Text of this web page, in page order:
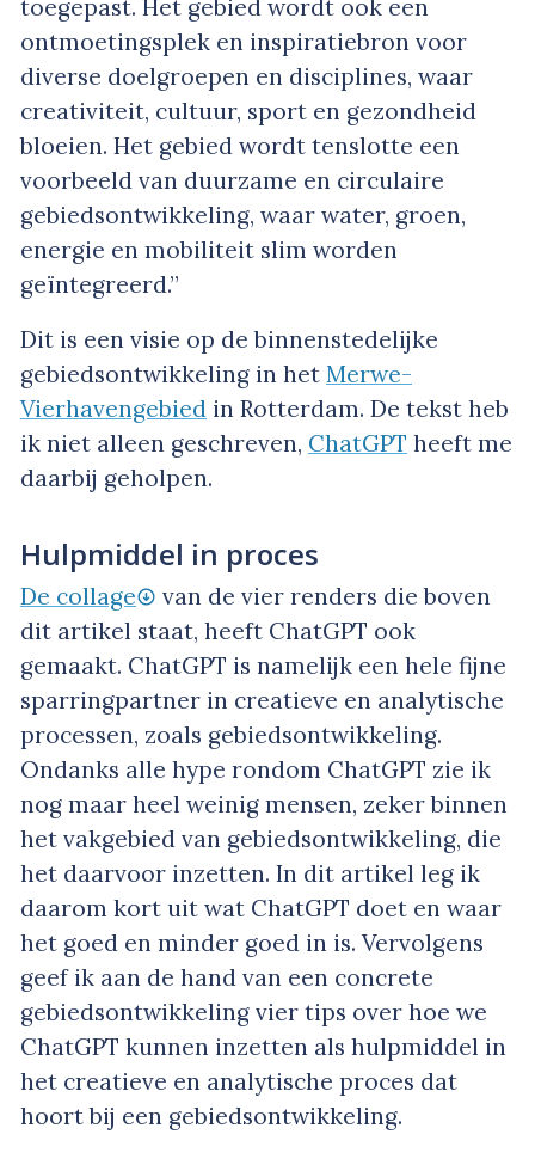
toegepast. Het gebied wordt ook een
ontmoetingsplek en inspiratiebron voor
diverse doelgroepen en disciplines, waar
creativiteit, cultuur, sport en gezondheid
bloeien. Het gebied wordt tenslotte een
voorbeeld van duurzame en circulaire
gebiedsontwikkeling, waar water, groen,
energie en mobiliteit slim worden
geïntegreerd.”
Dit is een visie op de binnenstedelijke
gebiedsontwikkeling in het Merwe-
Vierhavengebied in Rotterdam. De tekst heb
ik niet alleen geschreven, ChatGPT heeft me
daarbij geholpen.
Hulpmiddel in proces
De collage
van de vier renders die boven
dit artikel staat, heeft ChatGPT ook
gemaakt. ChatGPT is namelijk een hele fijne
sparringpartner in creatieve en analytische
processen, zoals gebiedsontwikkeling.
Ondanks alle hype rondom ChatGPT zie ik
nog maar heel weinig mensen, zeker binnen
het vakgebied van gebiedsontwikkeling, die
het daarvoor inzetten. In dit artikel leg ik
daarom kort uit wat ChatGPT doet en waar
het goed en minder goed in is. Vervolgens
geef ik aan de hand van een concrete
gebiedsontwikkeling vier tips over hoe we
ChatGPT kunnen inzetten als hulpmiddel in
het creatieve en analytische proces dat
hoort bij een gebiedsontwikkeling.